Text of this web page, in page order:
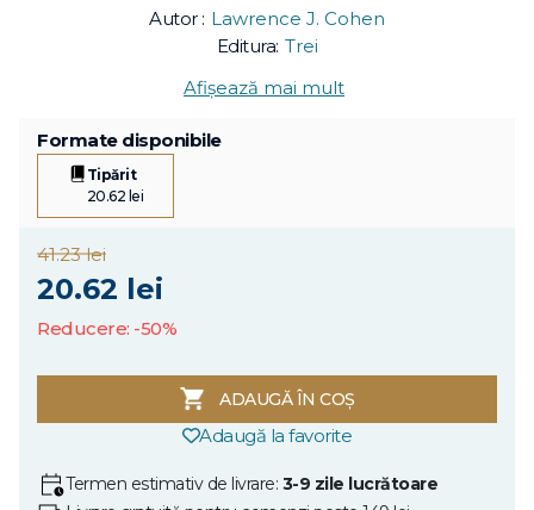
Autor : Lawrence J. Cohen
Editura: Trei
Afișează mai mult
Formate disponibile
Tipărit
20.62 lei
41.23 lei
20.62 lei
Reducere: -50%
ADAUGĂ ÎN COȘ
Adaugă la favorite
Termen estimativ de livrare: 3-9 zile lucrătoare